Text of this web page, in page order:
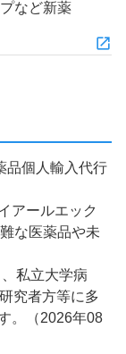
など新薬
品個人輸入代行
アールエック
な医薬品や未
、私立大学病
究者方等に多
。（2026年08